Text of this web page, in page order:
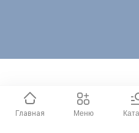
Главная Меню